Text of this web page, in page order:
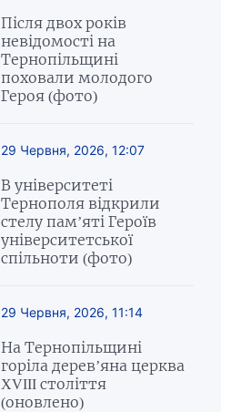
Після двох років
невідомості на
Тернопільщині
поховали молодого
Героя (фото)
29 Червня, 2026, 12:07
В університеті
Тернополя відкрили
стелу пам’яті Героїв
університетської
спільноти (фото)
29 Червня, 2026, 11:14
На Тернопільщині
горіла дерев’яна церква
XVIII століття
(оновлено)